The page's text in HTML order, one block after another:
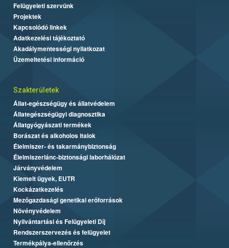
Felügyeleti szervünk
Projektek
Kapcsolódó linkek
Adatkezelési tájékoztató
Akadálymentességi nyilatkozat
Üzemeltetési információ
Szakterületek
Állat-egészségügy és állatvédelem
Állategészségügyi diagnosztika
Állatgyógyászati termékek
Borászat és alkoholos italok
Élelmiszer- és takarmánybiztonság
Élelmiszerlánc-biztonsági laborhálózat
Járványvédelem
Kiemelt ügyek, EUTR
Kockázatkezelés
Mezőgazdasági genetikai erőforrások
Növényvédelem
Nyilvántartási és Felügyeleti Díj
Rendszerszervezés és felügyelet
Termékpálya-ellenőrzés